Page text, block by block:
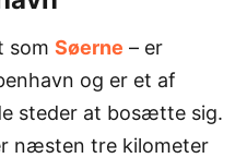
som Søerne – er
og er et af
steder at bosætte sig.
næsten tre kilometer